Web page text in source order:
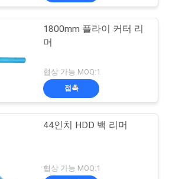
1800mm 플라이 커터 리
머
협상 가능 MOQ:1
접촉
44인치 HDD 백 리머
협상 가능 MOQ:1